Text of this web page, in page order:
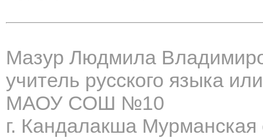
Мазур Людмила
учитель русского языка
МАОУ СОШ №10
г. Кандалакша Мурманская